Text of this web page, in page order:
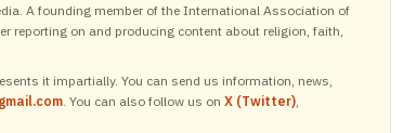
A founding member of the International Association of
reporting on and producing content about religion, faith,
it impartially. You can send us information, news,
. You can also follow us on X (Twitter),